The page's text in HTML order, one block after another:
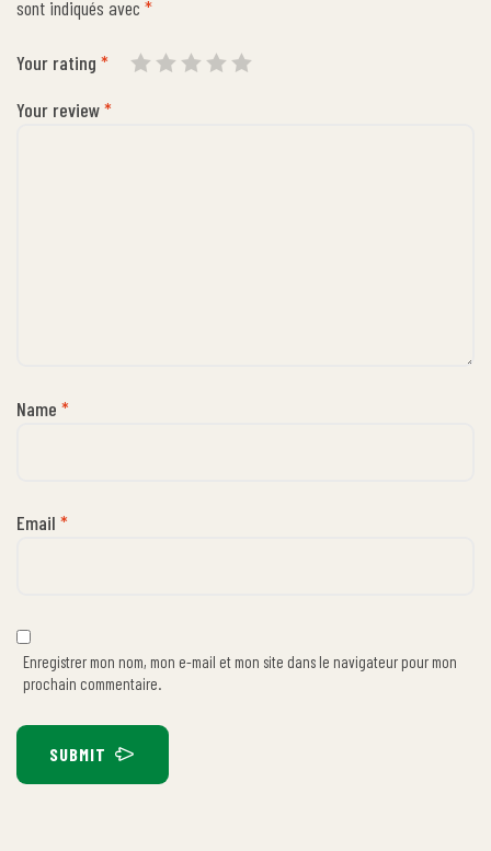
sont indiqués avec *
Your rating *
Your review*
Name *
Email *
Enregistrer mon nom, mon e-mail et mon site dans le navigateur pour mon
prochain commentaire.
SUBMIT